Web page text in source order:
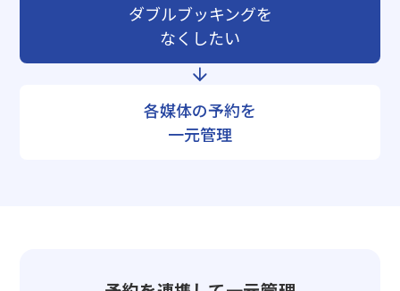
ダブルブッキングを
なくしたい
各媒体の予約を
一元管理